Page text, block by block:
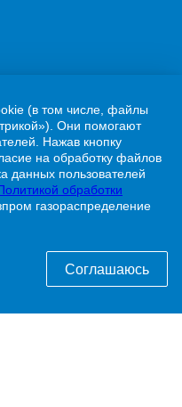
1
догазификации можно
(в том числе, файлы
Они помогают
Нажав кнопку
на обработку файлов
данных пользователей
обработки
газораспределение
Соглашаюсь